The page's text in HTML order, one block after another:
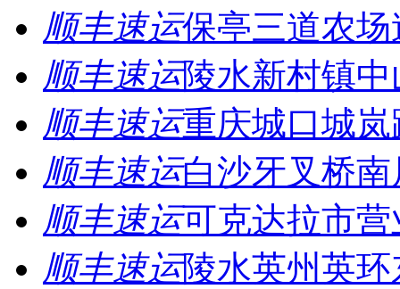
顺丰速运保亭三道农
顺丰速运陵水新村镇
顺丰速运重庆城口城
顺丰速运白沙牙叉桥
顺丰速运可克达拉市营
顺丰速运陵水英州英